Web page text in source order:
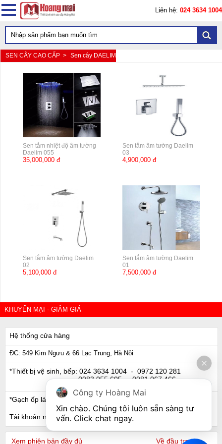
Liên hệ: 024 3634 1004
SEN CÂY CAO CẤP > Sen cây DAELIM
Sen tắm nhiệt độ âm tường
Daelim 055
35,000,000 đ
Sen tắm âm tường Daelim
03
4,900,000 đ
Sen tắm âm tường Daelim
02
5,100,000 đ
Sen tắm âm tường Daelim
01
7,500,000 đ
KHUYẾN MẠI - GIẢM GIÁ
Hệ thống cửa hàng
ĐC: 549 Kim Ngưu & 66 Lạc Trung, Hà Nội
*Thiết bị vệ sinh, bếp: 024 3634 1004 - 0972 120 281
0983 055 605- 0981 067 466
*Gạch ốp lát, Ngói: 024 3632 0280 - 0911 441 066
Tài khoản ngân hàng
Xem phiên bản đầy đủ Về đầu trang
Công ty Hoàng Mai
Xin chào. Chúng tôi luôn sẵn sàng tư
vấn. Click chat ngay.